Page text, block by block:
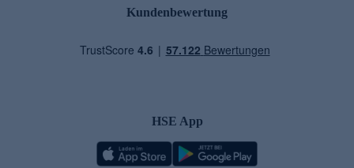
Kundenbewertung
HSE App